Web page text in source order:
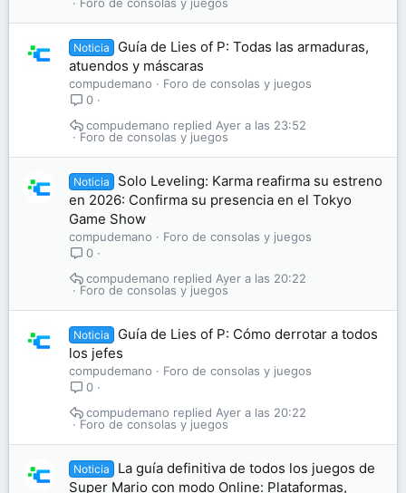
Noticia
Guía de Lies of P: Todas las armaduras,
atuendos y máscaras
compudemano
Foro de consolas y juegos
0
Foro de consolas y juegos
Ayer a las 23:52
compudemano
Noticia
Solo Leveling: Karma reafirma su estreno
en 2026: Confirma su presencia en el Tokyo
Game Show
compudemano
Foro de consolas y juegos
0
Foro de consolas y juegos
Ayer a las 20:22
compudemano
Noticia
Guía de Lies of P: Cómo derrotar a todos
los jefes
compudemano
Foro de consolas y juegos
0
Foro de consolas y juegos
Ayer a las 20:22
compudemano
Noticia
La guía definitiva de todos los juegos de
Super Mario con modo Online: Plataformas,